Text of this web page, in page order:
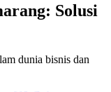
Solusi
dunia bisnis dan